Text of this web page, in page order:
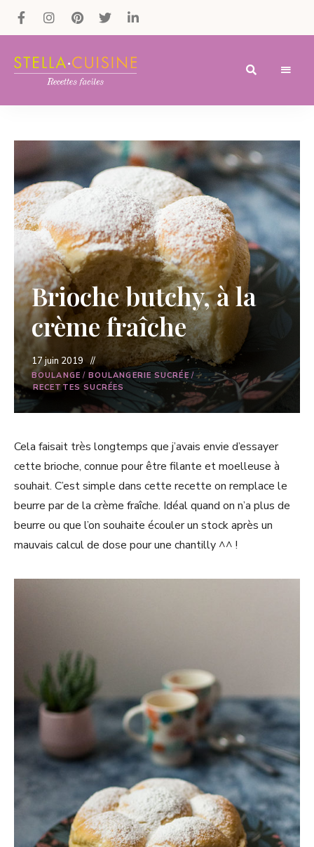
Recettes
recettes
rapides,
recettes
végétariennes
!
Brioche butchy, à la
crème fraîche
17 juin 2019
BOULANGE / BOULANGERIE SUCRÉE/
RECETTES SUCRÉES
Cela faisait très longtemps que j’avais envie d’essayer
cette brioche, connue pour être filante et moelleuse à
souhait. C’est simple dans cette recette on remplace le
beurre par de la crème fraîche. Idéal quand on n’a plus de
beurre ou que l’on souhaite écouler un stock après un
mauvais calcul de dose pour une chantilly ^^ !